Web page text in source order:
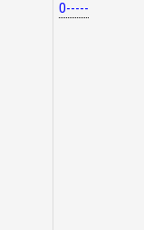
0-----